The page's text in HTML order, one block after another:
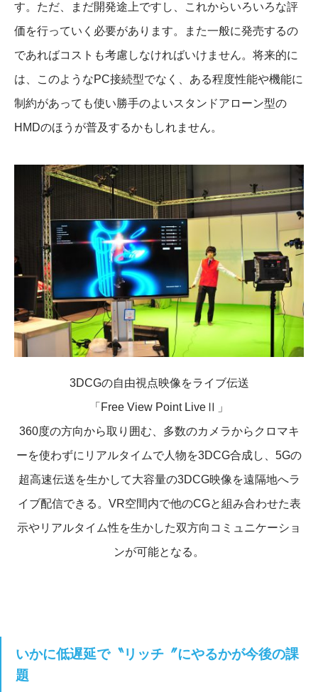
す。ただ、まだ開発途上ですし、これからいろいろな評
価を行っていく必要があります。また一般に発売するの
であればコストも考慮しなければいけません。将来的に
は、このようなPC接続型でなく、ある程度性能や機能に
制約があっても使い勝手のよいスタンドアローン型の
HMDのほうが普及するかもしれません。
3DCGの自由視点映像をライブ伝送
「Free View Point LiveⅡ」
360度の方向から取り囲む、多数のカメラからクロマキ
ーを使わずにリアルタイムで人物を3DCG合成し、5Gの
超高速伝送を生かして大容量の3DCG映像を遠隔地へラ
イブ配信できる。VR空間内で他のCGと組み合わせた表
示やリアルタイム性を生かした双方向コミュニケーショ
ンが可能となる。
いかに低遅延で〝リッチ〞にやるかが今後の課
題